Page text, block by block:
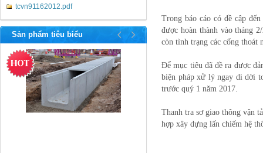
http://betongtaman.com/
Trong báo cáo có đề cập
được hoàn thành vào tháng
còn tình trạng các cống thoát
Để mục tiêu đã đề ra được
biện pháp xử lý ngay di dời
trước quý 1 năm 2017.
Thanh tra sơ giao thông vận
hợp xây dựng lấn chiếm hệ
tcvn91162012.pdf
Sản phẩm tiêu biểu